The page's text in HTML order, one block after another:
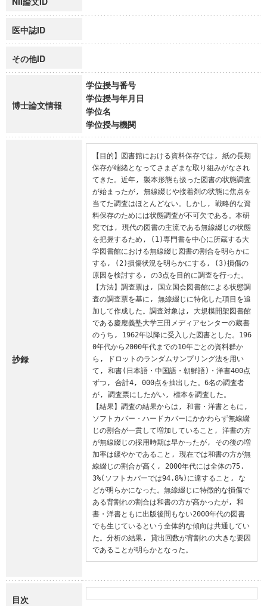
医中誌ID
その他ID
博士論文情報
学位授与番号
学位授与年月日
学位名
学位授与機関
抄録
【目的】図書館における資料保存では, 紙の長期
保存が端緒となってさまざまな取り組みがなされ
てきた。近年, 製本形態も扱った図書の状態調査
が始まったが, 無線綴じや接着剤の状態に焦点を
当てた調査はほとんどない。しかし, 戦略的な資
料保存のためには状態調査が不可欠である。本研
究では, 現代の図書の主流である無線綴じの状態
を把握するため, (1)専門書を中心に所蔵する大
学図書館における無線綴じ図書の割合を明らかに
する, (2)損傷状況を明らかにする, (3)損傷の
原因を検討する, の3点を目的に調査を行った。
【方法】調査票は, 国立国会図書館による状態調
査の調査票を基に, 無線綴じに特化した項目を追
加して作成した。調査対象は, 大規模開架図書館
である慶應義塾大学三田メディアセンターの蔵書
のうち, 1962年以降に受入した図書とした。196
0年代から2000年代までの10年ごとの資料群か
ら, ドロットのランダムサンプリング法を用い
て, 和書(日本語・中国語・朝鮮語)・洋書400点
ずつ, 合計4, 000点を抽出した。6名の調査者
が, 調査票にしたがい, 標本を調査した。
【結果】調査の結果からは, 和書・洋書ともに,
ソフトカバー・ハードカバーにかかわらず無線綴
じの割合が一貫して増加していること, 洋書の方
が無線綴じの採用時期は早かったが, その後の増
加率は緩やかであること, 現在では和書の方が無
線綴じの割合が高く, 2000年代には全体の75.
3%(ソフトカバーでは94.8%)に達すること, な
どが明らかになった。無線綴じに特徴的な損傷で
ある背割れの割合は和書の方が高かったが, 和
書・洋書ともに出版後間もない2000年代の図書
でも生じているという全体的な傾向は共通してい
た。分析の結果, 貸出回数が背割れの大きな要因
であることが明らかとなった。
目次